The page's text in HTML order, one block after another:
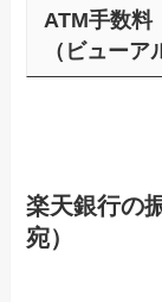
ATM手数料
（ビューア
楽天銀行の
宛）